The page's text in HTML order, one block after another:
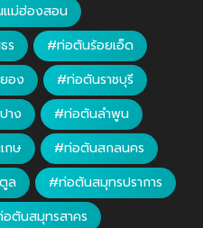
ม่ฮ่องสอน
ร
#ท่อตันร้อยเอ็ด
อง
#ท่อตันราชบุรี
าง
#ท่อตันลำพูน
กษ
#ท่อตันสกลนคร
ล
#ท่อตันสมุทรปราการ
ตันสมุทรสาคร